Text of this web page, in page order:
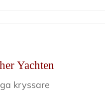
Yachten
kryssare